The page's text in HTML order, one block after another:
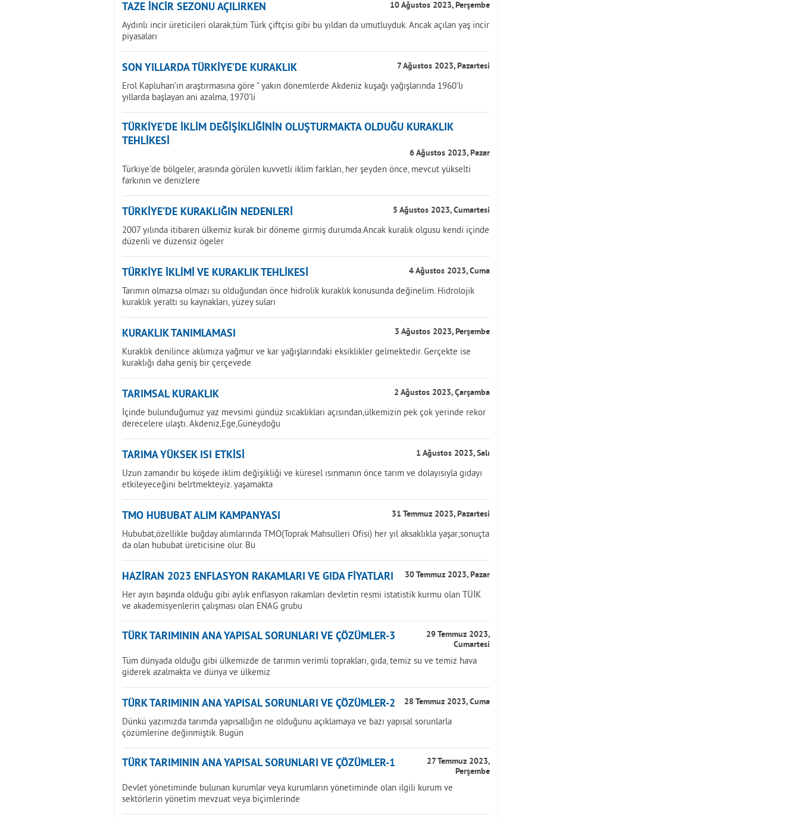
TAZE İNCİR SEZONU AÇILIRKEN 10 Ağustos 2023, Perşembe
Aydınlı incir üreticileri olarak,tüm Türk çiftçisi gibi bu yıldan da umutluyduk. Ancak açılan yaş incir
piyasaları
SON YILLARDA TÜRKİYE’DE KURAKLIK 7 Ağustos 2023, Pazartesi
Erol Kapluhan’ın araştırmasına göre ” yakın dönemlerde Akdeniz kuşağı yağışlarında 1960’lı
yıllarda başlayan ani azalma, 1970’li
TÜRKİYE’DE İKLİM DEĞİŞİKLİĞİNİN OLUŞTURMAKTA OLDUĞU KURAKLIK
TEHLİKESİ
6 Ağustos 2023, Pazar
Türkiye'de bölgeler, arasında görülen kuvvetli iklim farkları, her şeyden önce, mevcut yükselti
farkının ve denizlere
TÜRKİYE’DE KURAKLIĞIN NEDENLERİ 5 Ağustos 2023, Cumartesi
2007 yılında itibaren ülkemiz kurak bir döneme girmiş durumda.Ancak kuralık olgusu kendi içinde
düzenli ve düzensiz ögeler
TÜRKİYE İKLİMİ VE KURAKLIK TEHLİKESİ 4 Ağustos 2023, Cuma
Tarımın olmazsa olmazı su olduğundan önce hidrolik kuraklık konusunda değinelim. Hidrolojik
kuraklık yeraltı su kaynakları, yüzey suları
KURAKLIK TANIMLAMASI 3 Ağustos 2023, Perşembe
Kuraklık denilince aklımıza yağmur ve kar yağışlarındaki eksiklikler gelmektedir. Gerçekte ise
kuraklığı daha geniş bir çerçevede
TARIMSAL KURAKLIK 2 Ağustos 2023, Çarşamba
İçinde bulunduğumuz yaz mevsimi gündüz sıcaklıkları açısından,ülkemizin pek çok yerinde rekor
derecelere ulaştı. Akdeniz,Ege,Güneydoğu
TARIMA YÜKSEK ISI ETKİSİ 1 Ağustos 2023, Salı
Uzun zamandır bu köşede iklim değişikliği ve küresel ısınmanın önce tarım ve dolayısıyla gıdayı
etkileyeceğini belrtmekteyiz. yaşamakta
TMO HUBUBAT ALIM KAMPANYASI 31 Temmuz 2023, Pazartesi
Hububat,özellikle buğday alımlarında TMO(Toprak Mahsulleri Ofisi) her yıl aksaklıkla yaşar;sonuçta
da olan hububat üreticisine olur. Bu
HAZİRAN 2023 ENFLASYON RAKAMLARI VE GIDA FİYATLARI 30 Temmuz 2023, Pazar
Her ayın başında olduğu gibi aylık enflasyon rakamları devletin resmi istatistik kurmu olan TÜİK
ve akademisyenlerin çalışması olan ENAG grubu
TÜRK TARIMININ ANA YAPISAL SORUNLARI VE ÇÖZÜMLER-3
29 Temmuz 2023,
Cumartesi
Tüm dünyada olduğu gibi ülkemizde de tarımın verimli toprakları, gıda, temiz su ve temiz hava
giderek azalmakta ve dünya ve ülkemiz
TÜRK TARIMININ ANA YAPISAL SORUNLARI VE ÇÖZÜMLER-2 28 Temmuz 2023, Cuma
Dünkü yazımızda tarımda yapısallığın ne olduğunu açıklamaya ve bazı yapısal sorunlarla
çözümlerine değinmiştik. Bugün
TÜRK TARIMININ ANA YAPISAL SORUNLARI VE ÇÖZÜMLER-1
27 Temmuz 2023,
Perşembe
Devlet yönetiminde bulunan kurumlar veya kurumların yönetiminde olan ilgili kurum ve
sektörlerin yönetim mevzuat veya biçimlerinde